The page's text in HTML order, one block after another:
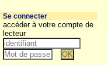
Se connecter
accéder à votre compte de
lecteur